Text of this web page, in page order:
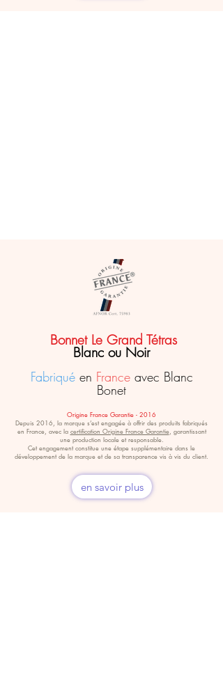
Bonnet Le Grand Tétras
Blanc ou Noir
Fabriqué en France avec Blanc
Bonet
Origine France Garantie - 2016
Depuis 2016, la marque s’est engagée à offrir des produits fabriqués
en France, avec la certification Origine France Garantie, garantissant
une production locale et responsable.
Cet engagement constitue une étape supplémentaire dans le
développement de la marque et de sa transparence vis à vis du client.
en savoir plus